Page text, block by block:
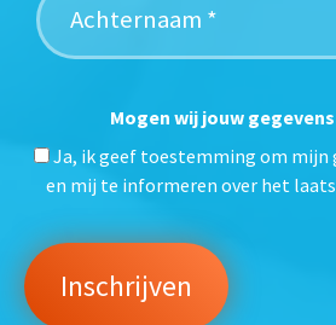
Mogen wij jouw
Ja, ik geef toestemming om mijn
en mij te informeren over het